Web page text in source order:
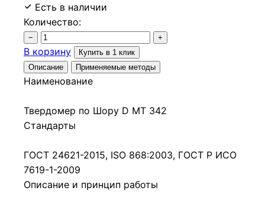
Есть в наличии
Количество:
− +
В корзину
Купить в 1 клик
Описание
Применяемые методы
Наименование
Твердомер по Шору D МТ 342
Стандарты
ГОСТ 24621-2015, ISO 868:2003, ГОСТ Р ИСО
7619-1-2009
Описание и принцип работы